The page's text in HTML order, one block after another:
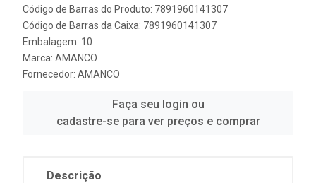
Código de Barras do Produto: 7891960141307
Código de Barras da Caixa: 7891960141307
Embalagem: 10
Marca: AMANCO
Fornecedor: AMANCO
Faça seu login ou
cadastre-se para ver preços e comprar
Descrição